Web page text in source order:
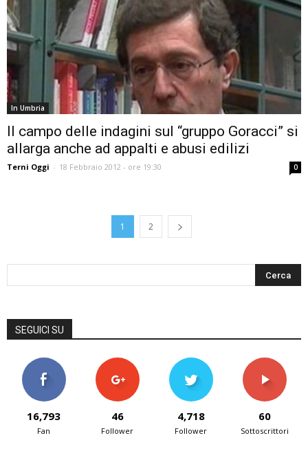
In Umbria
Il campo delle indagini sul “gruppo Goracci” si
allarga anche ad appalti e abusi edilizi
Terni Oggi - 18 Febbraio 2012 - ore 19:30 0
1 2
SEGUICI SU
16,793
Fan
46
Follower
4,718
Follower
60
Sottoscrittori